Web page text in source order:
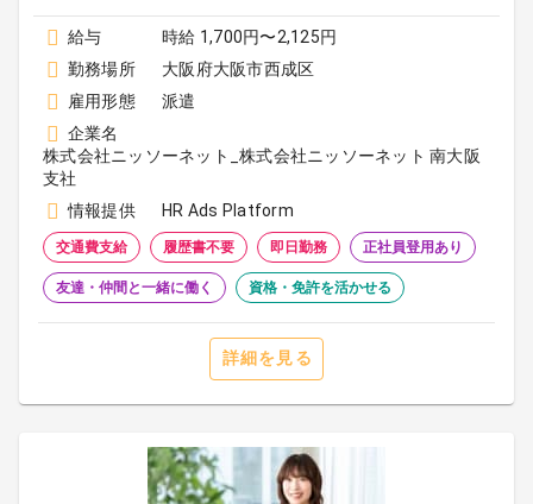
給与
時給 1,700円〜2,125円
勤務場所
大阪府大阪市西成区
雇用形態
派遣
企業名
株式会社ニッソーネット_株式会社ニッソーネット 南大阪
支社
情報提供
HR Ads Platform
交通費支給 履歴書不要 即日勤務 正社員登用あり
友達・仲間と一緒に働く 資格・免許を活かせる
詳細を見る